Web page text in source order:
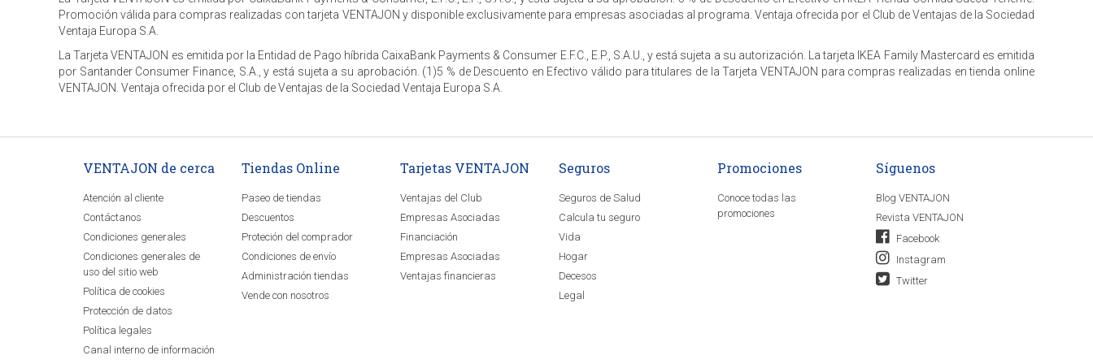
Promoción válida para compras realizadas con tarjeta VENTAJON y disponible exclusivamente para empresas asociadas al programa. Ventaja ofrecida por el Club de Ventajas de la Sociedad
Ventaja Europa S.A.
La Tarjeta VENTAJON es emitida por la Entidad de Pago híbrida CaixaBank Payments & Consumer E.F.C., E.P., S.A.U., y está sujeta a su autorización. La tarjeta IKEA Family Mastercard es emitida
por Santander Consumer Finance, S.A., y está sujeta a su aprobación. (1)5 % de Descuento en Efectivo válido para titulares de la Tarjeta VENTAJON para compras realizadas en tienda online
VENTAJON. Ventaja ofrecida por el Club de Ventajas de la Sociedad Ventaja Europa S.A.
VENTAJON de cerca
Atención al cliente
Contáctanos
Condiciones generales
Condiciones generales de
uso del sitio web
Política de cookies
Protección de datos
Política legales
Canal interno de información
Tiendas Online
Paseo de tiendas
Descuentos
Proteción del comprador
Condiciones de envío
Administración tiendas
Vende con nosotros
Tarjetas VENTAJON
Ventajas del Club
Empresas Asociadas
Financiación
Empresas Asociadas
Ventajas financieras
Seguros
Seguros de Salud
Calcula tu seguro
Vida
Hogar
Decesos
Legal
Promociones
Conoce todas las
promociones
Síguenos
Blog VENTAJON
Revista VENTAJON
Facebook
Instagram
Twitter